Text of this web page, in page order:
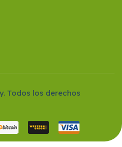
Todos los derechos